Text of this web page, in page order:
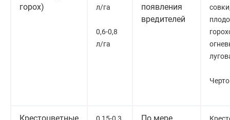
горох)
л/га
0,6-0,8
л/га
появления
вредителей